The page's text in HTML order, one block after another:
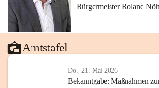
Bürgermeister Roland
Amtstafel
Do., 21. Mai 2026
Bekanntgabe: Maßnahmen